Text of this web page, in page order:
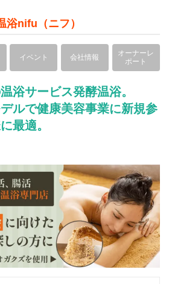
員募集
ログイン
浴nifu（ニフ）
イベント 会社情報
オーナーレ
ポート
浴サービス発酵温浴。
ルで健康美容事業に新規参
最適。